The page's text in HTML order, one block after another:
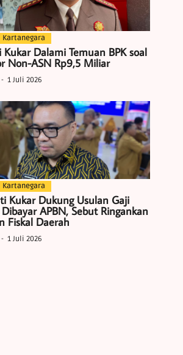
Kartanegara
Kukar Dalami Temuan BPK soal
Non-ASN Rp9,5 Miliar
1 Juli 2026
Kartanegara
Kukar Dukung Usulan Gaji
Dibayar APBN, Sebut Ringankan
Fiskal Daerah
1 Juli 2026